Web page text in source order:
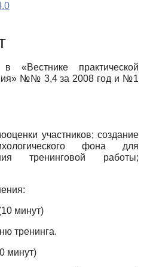
«Вестнике практической
№№ 3,4 за 2008 год и №1
участников; создание
фона для
тренинговой работы;
минут)
тренинга.
минут)